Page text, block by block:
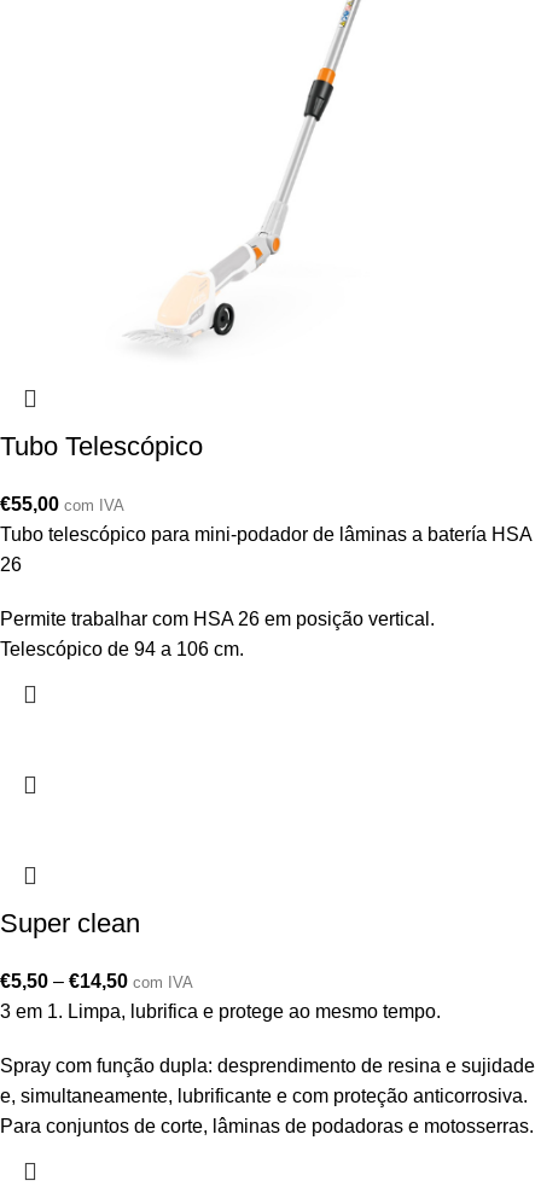
Tubo Telescópico
€55,00 com IVA
Tubo telescópico para mini-podador de lâminas a batería HSA
26
Permite trabalhar com HSA 26 em posição vertical.
Telescópico de 94 a 106 cm.
Super clean
€5,50 – €14,50 com IVA
3 em 1. Limpa, lubrifica e protege ao mesmo tempo.
Spray com função dupla: desprendimento de resina e sujidade
e, simultaneamente, lubrificante e com proteção anticorrosiva.
Para conjuntos de corte, lâminas de podadoras e motosserras.